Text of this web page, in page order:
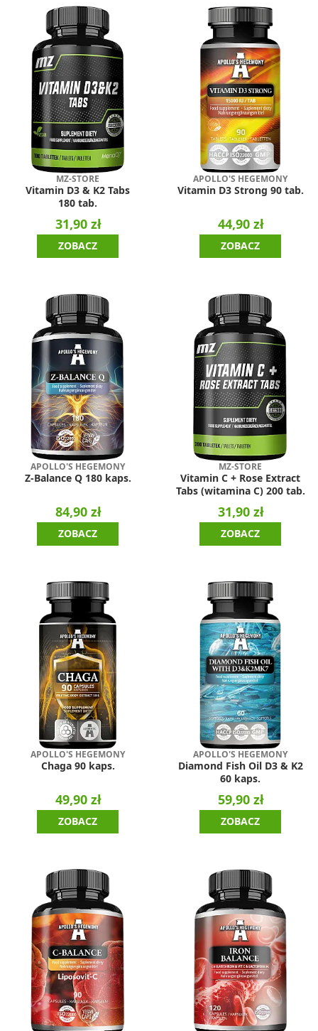
MZ-STORE
Vitamin D3 & K2 Tabs
180 tab.
31,90 zł
ZOBACZ
APOLLO'S HEGEMONY
Vitamin D3 Strong 90 tab.
44,90 zł
ZOBACZ
APOLLO'S HEGEMONY
Z-Balance Q 180 kaps.
84,90 zł
ZOBACZ
MZ-STORE
Vitamin C + Rose Extract
Tabs (witamina C) 200 tab.
31,90 zł
ZOBACZ
APOLLO'S HEGEMONY
Chaga 90 kaps.
49,90 zł
ZOBACZ
APOLLO'S HEGEMONY
Diamond Fish Oil D3 & K2
60 kaps.
59,90 zł
ZOBACZ